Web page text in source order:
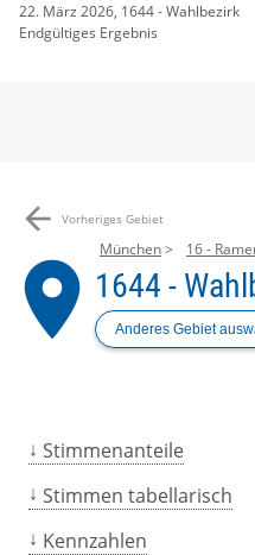
22. März 2026, 1644 - Wahlbezirk
Endgültiges Ergebnis
arrow_back Vorheriges Gebiet
place
München 16 -
1644 -
Anderes Gebiet
Stimmenanteile
Stimmen tabellarisch
Kennzahlen